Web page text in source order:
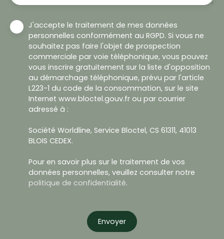
J'accepte le traitement de mes données
personnelles conformément au RGPD. Si vous ne
souhaitez pas faire l'objet de prospection
commerciale par voie téléphonique, vous pouvez
vous inscrire gratuitement sur la liste d'opposition
au démarchage téléphonique, prévu par l'article
L223-1 du code de la consommation, sur le site
Internet www.bloctel.gouv.fr ou par courrier
adressé à :
Société Worldline, Service Bloctel, CS 61311, 41013
BLOIS CEDEX.
Pour en savoir plus sur le traitement de vos
données personnelles, veuillez consulter notre
politique de confidentialité.
Envoyer